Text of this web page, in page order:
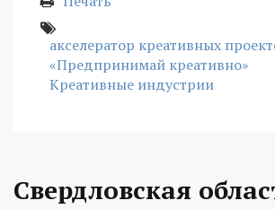
акселератор креативных
«Предпринимай креативно»
Креативные индустрии
Свердловская